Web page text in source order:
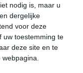
nodig is, maar u
dergelijke
voor deze
uw toestemming te
deze site en te
08:00 11:00
08:00 11:00